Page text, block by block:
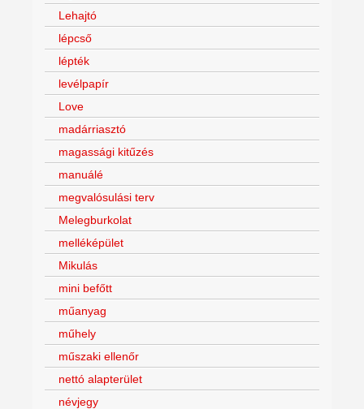
Lehajtó
lépcső
lépték
levélpapír
Love
madárriasztó
magassági kitűzés
manuálé
megvalósulási terv
Melegburkolat
melléképület
Mikulás
mini befőtt
műanyag
műhely
műszaki ellenőr
nettó alapterület
névjegy